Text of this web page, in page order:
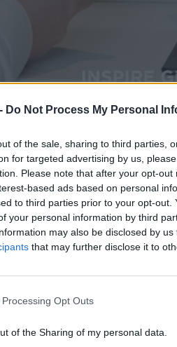
Do Not Process My Personal
of the sale, sharing to third parties,
for targeted advertising by us,
Please note that after your opt-
based ads based on personal
to third parties prior to your opt-
your personal information by third
may also be disclosed by
that may further disclose it to
Opt Outs
of the Sharing of my personal data.
SMART E DI QUALITÀ A PREZZI ACCESSIBILI,
TCL 403
così facile con questo duo di
ottimizzate grazie ad
a un prezzo super competitivo.
la risposta è TCL 40R 5G. Gli
di 90Hz sullo splendido
MediaTek Dimensity 700 5G,
alla prova la batteria da